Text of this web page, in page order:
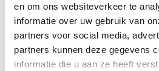
en om ons websiteverkeer te
informatie over uw gebruik van
partners voor social media,
partners kunnen deze gegevens
informatie die u aan ze heeft
Didier Vanderkrieken
Reservaties en Facturatie
Stuur een bericht